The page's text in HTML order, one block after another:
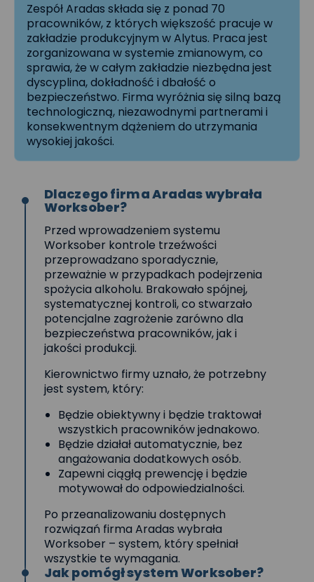
Zespół Aradas składa się z ponad 70
pracowników, z których większość pracuje w
zakładzie produkcyjnym w Alytus. Praca jest
zorganizowana w systemie zmianowym, co
sprawia, że w całym zakładzie niezbędna jest
dyscyplina, dokładność i dbałość o
bezpieczeństwo. Firma wyróżnia się silną bazą
technologiczną, niezawodnymi partnerami i
konsekwentnym dążeniem do utrzymania
wysokiej jakości.
Dlaczego firma Aradas wybrała
Worksober?
Przed wprowadzeniem systemu
Worksober kontrole trzeźwości
przeprowadzano sporadycznie,
przeważnie w przypadkach podejrzenia
spożycia alkoholu. Brakowało spójnej,
systematycznej kontroli, co stwarzało
potencjalne zagrożenie zarówno dla
bezpieczeństwa pracowników, jak i
jakości produkcji.
Kierownictwo firmy uznało, że potrzebny
jest system, który:
Będzie obiektywny i będzie traktował
wszystkich pracowników jednakowo.
Będzie działał automatycznie, bez
angażowania dodatkowych osób.
Zapewni ciągłą prewencję i będzie
motywował do odpowiedzialności.
Po przeanalizowaniu dostępnych
rozwiązań firma Aradas wybrała
Worksober – system, który spełniał
wszystkie te wymagania.
Jak pomógł system Worksober?